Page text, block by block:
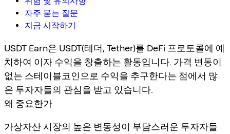
자주 묻는 질문
지금 시작하기
USDT Earn은 USDT(테더, Tether)를 DeFi 프로토콜에 예
치하여 이자 수익을 창출하는 활동입니다. 가격 변동이
없는 스테이블코인으로 수익을 추구한다는 점에서 많
은 투자자들의 관심을 받고 있습니다.
왜 중요한가
가상자산 시장의 높은 변동성이 부담스러운 투자자들